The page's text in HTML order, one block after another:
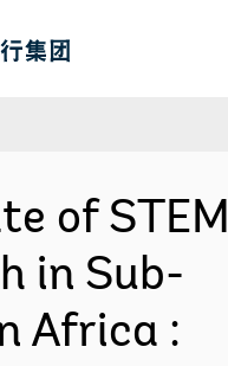
of STEM
in Sub-
Africa :